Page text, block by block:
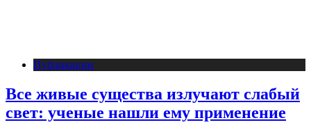
Публикации
Все живые существа излучают слабый
свет: ученые нашли ему применение